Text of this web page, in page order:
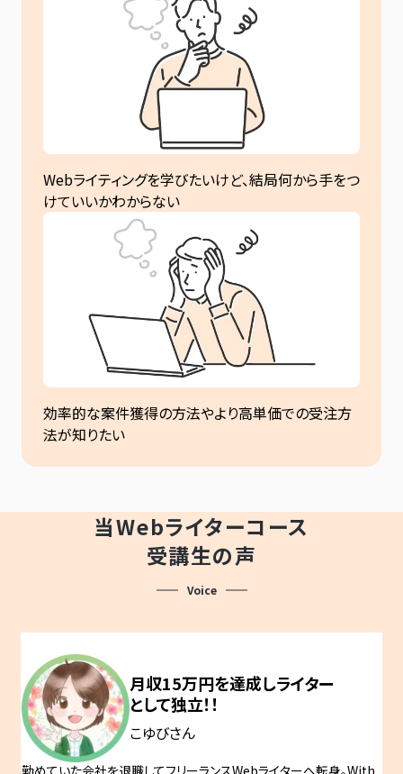
Webライティングを学びたいけど、結局何から手をつ
けていいかわからない
効率的な案件獲得の方法やより高単価での受注方
法が知りたい
当Webライターコース
受講生の声
Voice
月収15万円を達成しライター
として独立！！
こゆびさん